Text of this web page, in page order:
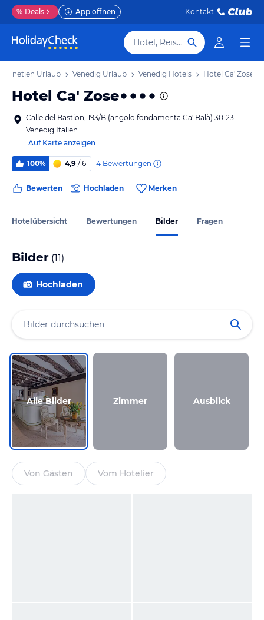
% Deals App öffnen Kontakt
Hotel, Reiseziel
Venetien Urlaub Venedig Urlaub Venedig Hotels Hotel Ca' Zose
Hotel Ca' Zose
Calle del Bastion, 193/B (angolo fondamenta Ca' Balà) 30123
Venedig Italien
Auf Karte anzeigen
100% 4,9 / 6 14 Bewertungen
Bewerten Hochladen Merken
Hotelübersicht Bewertungen Bilder Fragen
Bilder (11)
Hochladen
Alle Bilder Zimmer Ausblick
Von Gästen Vom Hotelier